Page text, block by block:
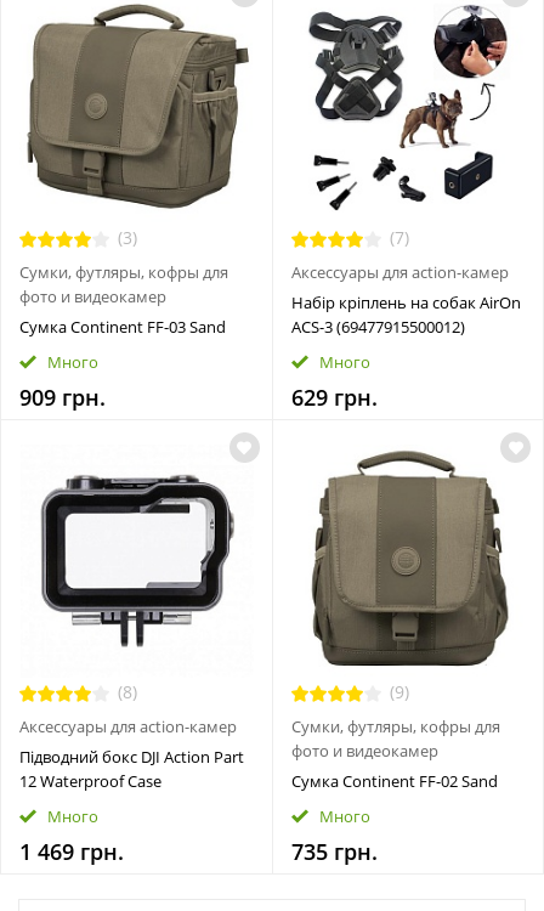
(3)
Сумки, футляры, кофры для
фото и видеокамер
Сумка Continent FF-03 Sand
Много
909 грн.
(7)
Аксессуары для action-камер
Набір кріплень на собак AirOn
ACS-3 (69477915500012)
Много
629 грн.
(8)
Аксессуары для action-камер
Підводний бокс DJI Action Part
12 Waterproof Case
Много
1 469 грн.
(9)
Сумки, футляры, кофры для
фото и видеокамер
Сумка Continent FF-02 Sand
Много
735 грн.